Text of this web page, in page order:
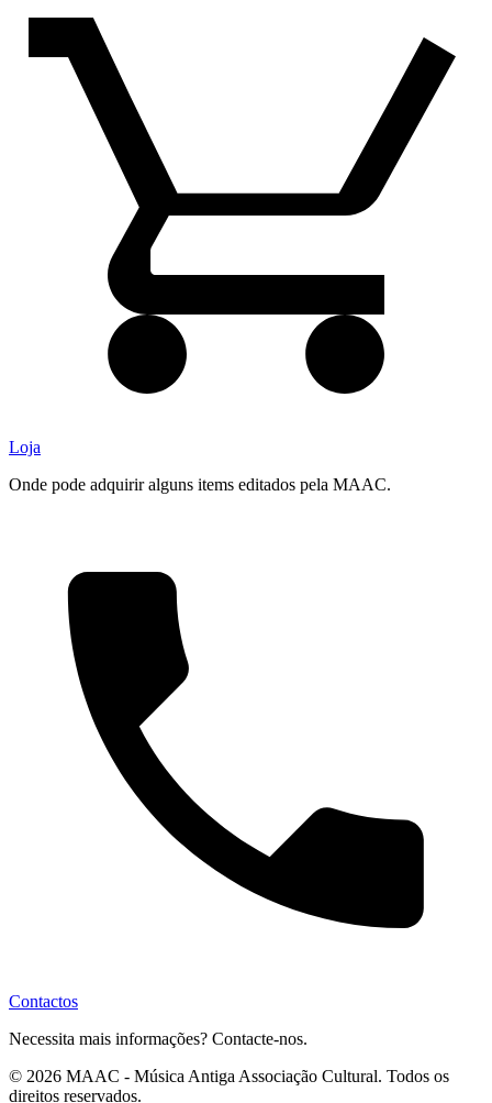
Loja
Onde pode adquirir alguns items editados pela MAAC.
Contactos
Necessita mais informações? Contacte-nos.
© 2026 MAAC - Música Antiga Associação Cultural. Todos os
direitos reservados.